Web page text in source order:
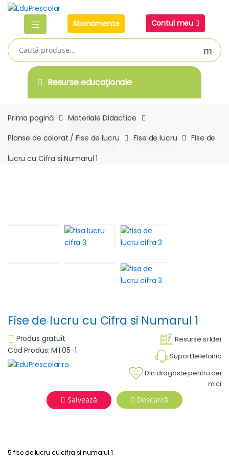
Skip
navigation
Skip
Abonamente
Contul meu
Caută
după:
Resurse educaţionale
Prima pagină
Materiale Didactice
Planse de colorat / Fise de lucru
Fise de lucru
Fise de
lucru cu Cifra si Numarul 1
Fise de lucru cu Cifra si Numarul 1
Resurse si Idei
Suport telefonic
Din dragoste pentru cei
mici
Produs gratuit
Cod Produs: MT05-1
Salvează Descarcă
5 fise de lucru cu cifra si numarul 1